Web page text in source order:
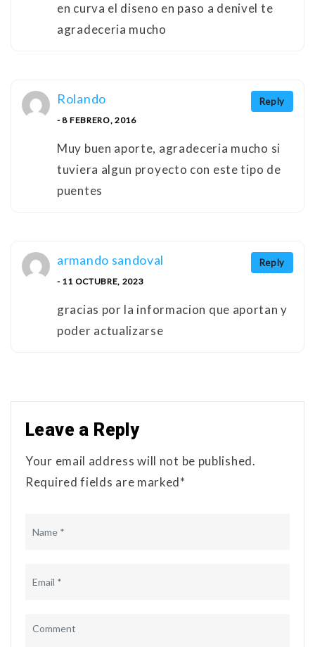
en curva el diseno en paso a denivel te
agradeceria mucho
Reply
Rolando
- 8 FEBRERO, 2016
Muy buen aporte, agradeceria mucho si
tuviera algun proyecto con este tipo de
puentes
Reply
armando sandoval
- 11 OCTUBRE, 2023
gracias por la informacion que aportan y
poder actualizarse
Leave a Reply
Your email address will not be published.
Required fields are marked*